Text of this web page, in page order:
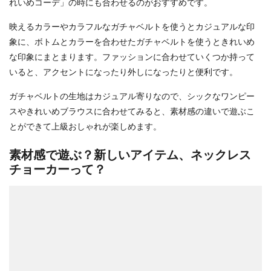
れいめコーデ」の時にも合わせるのがおすすめです。
映えるカラーやカラフルなガチャベルトを使うとカジュアルな印
象に、ボトムとカラーを合わせたガチャベルトを使うときれいめ
な印象にまとまります。ファッションに合わせていくつか持って
いると、アクセントになったり外しになったりと便利です。
ガチャベルトの生地はカジュアル寄りなので、シックなワンピー
スやきれいめブラウスに合わせてみると、素材感の違いで遊ぶこ
とができて上級おしゃれが楽しめます。
素材感で遊ぶ？新しいアイテム、ネックレス
チョーカーって？